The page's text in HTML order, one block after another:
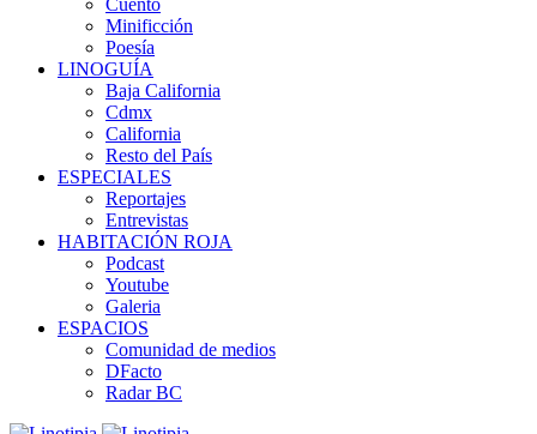
Cuento
Minificción
Poesía
LINOGUÍA
Baja California
Cdmx
California
Resto del País
ESPECIALES
Reportajes
Entrevistas
HABITACIÓN ROJA
Podcast
Youtube
Galeria
ESPACIOS
Comunidad de medios
DFacto
Radar BC